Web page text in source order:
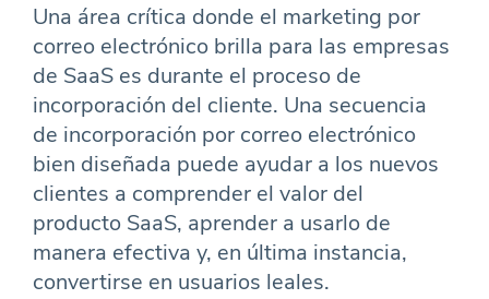
Una área crítica donde el marketing por
correo electrónico brilla para las empresas
de SaaS es durante el proceso de
incorporación del cliente. Una secuencia
de incorporación por correo electrónico
bien diseñada puede ayudar a los nuevos
clientes a comprender el valor del
producto SaaS, aprender a usarlo de
manera efectiva y, en última instancia,
convertirse en usuarios leales.